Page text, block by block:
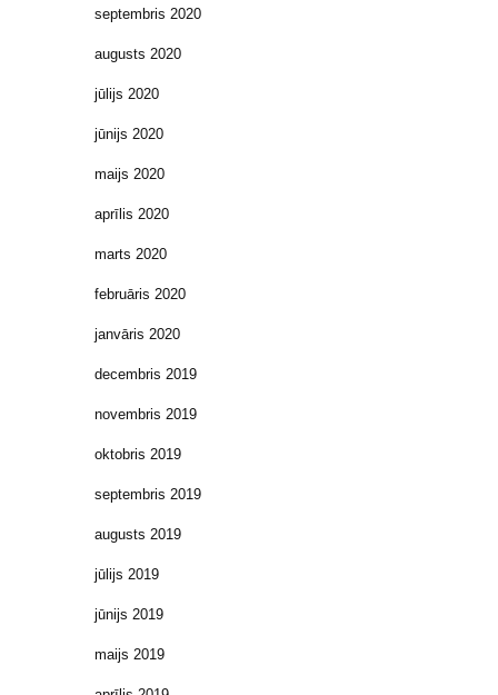
septembris 2020
augusts 2020
jūlijs 2020
jūnijs 2020
maijs 2020
aprīlis 2020
marts 2020
februāris 2020
janvāris 2020
decembris 2019
novembris 2019
oktobris 2019
septembris 2019
augusts 2019
jūlijs 2019
jūnijs 2019
maijs 2019